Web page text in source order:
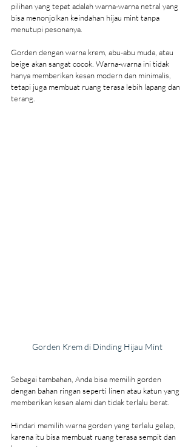
pilihan yang tepat adalah warna-warna netral yang
bisa menonjolkan keindahan hijau mint tanpa
menutupi pesonanya.
Gorden dengan warna krem, abu-abu muda, atau
beige akan sangat cocok. Warna-warna ini tidak
hanya memberikan kesan modern dan minimalis,
tetapi juga membuat ruang terasa lebih lapang dan
terang.
Gorden Krem di Dinding Hijau Mint
Sebagai tambahan, Anda bisa memilih gorden
dengan bahan ringan seperti linen atau katun yang
memberikan kesan alami dan tidak terlalu berat.
Hindari memilih warna gorden yang terlalu gelap,
karena itu bisa membuat ruang terasa sempit dan